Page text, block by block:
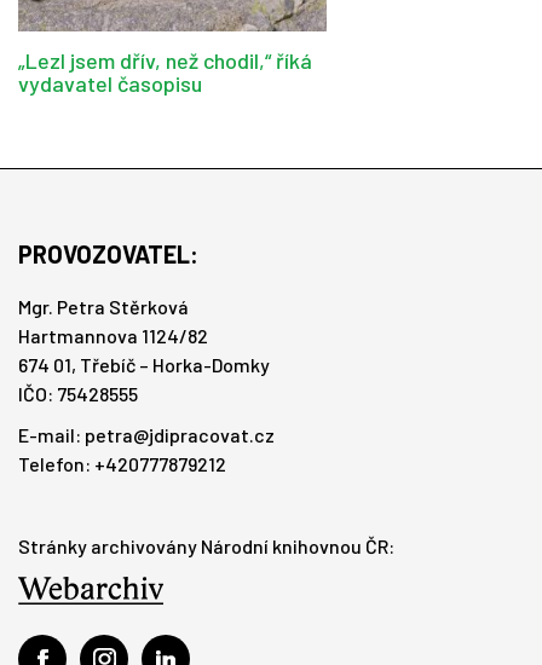
„Lezl jsem dřív, než chodil,“ říká
vydavatel časopisu
PROVOZOVATEL:
Mgr. Petra Stěrková
Hartmannova 1124/82
674 01, Třebíč – Horka-Domky
IČO: 75428555
E-mail: petra@jdipracovat.cz
Telefon: +420777879212
Stránky archivovány Národní knihovnou ČR: